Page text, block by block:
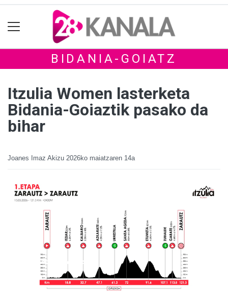
BIDANIA-GOIATZ
Itzulia Women lasterketa
Bidania-Goiaztik pasako da
bihar
Joanes Imaz Akizu 2026ko maiatzaren 14a